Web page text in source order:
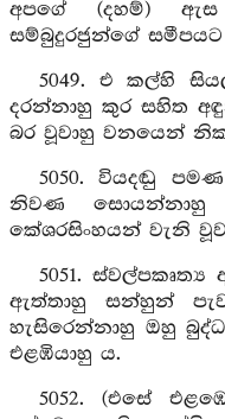
අපගේ (දහම්)
සම්බුදුරජුන්ගේ
5049. එ කල්හි
දරන්නාහු කුර සහිත
බර වූවාහු වනයෙන්
5050. වියදඬු
නිවණ සොයන්නාහු
කේශරසිංහයන් වැනි
5051.
ඇත්තාහු සන්හුන්
හැසිරෙන්නාහු ඔහු
එළඹියාහු ය.
5052. (එසේ